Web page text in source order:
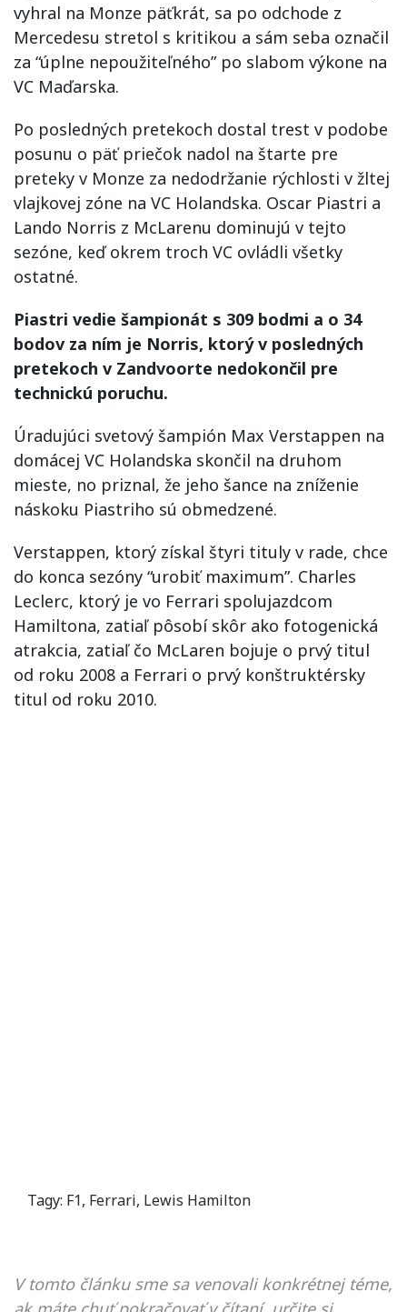
vyhral na Monze päťkrát, sa po odchode z
Mercedesu stretol s kritikou a sám seba označil
za “úplne nepoužiteľného” po slabom výkone na
VC Maďarska.
Po posledných pretekoch dostal trest v podobe
posunu o päť priečok nadol na štarte pre
preteky v Monze za nedodržanie rýchlosti v žltej
vlajkovej zóne na VC Holandska. Oscar Piastri a
Lando Norris z McLarenu dominujú v tejto
sezóne, keď okrem troch VC ovládli všetky
ostatné.
Piastri vedie šampionát s 309 bodmi a o 34
bodov za ním je Norris, ktorý v posledných
pretekoch v Zandvoorte nedokončil pre
technickú poruchu.
Úradujúci svetový šampión Max Verstappen na
domácej VC Holandska skončil na druhom
mieste, no priznal, že jeho šance na zníženie
náskoku Piastriho sú obmedzené.
Verstappen, ktorý získal štyri tituly v rade, chce
do konca sezóny “urobiť maximum”. Charles
Leclerc, ktorý je vo Ferrari spolujazdcom
Hamiltona, zatiaľ pôsobí skôr ako fotogenická
atrakcia, zatiaľ čo McLaren bojuje o prvý titul
od roku 2008 a Ferrari o prvý konštruktérsky
titul od roku 2010.
Tagy: F1, Ferrari, Lewis Hamilton
V tomto článku sme sa venovali konkrétnej téme,